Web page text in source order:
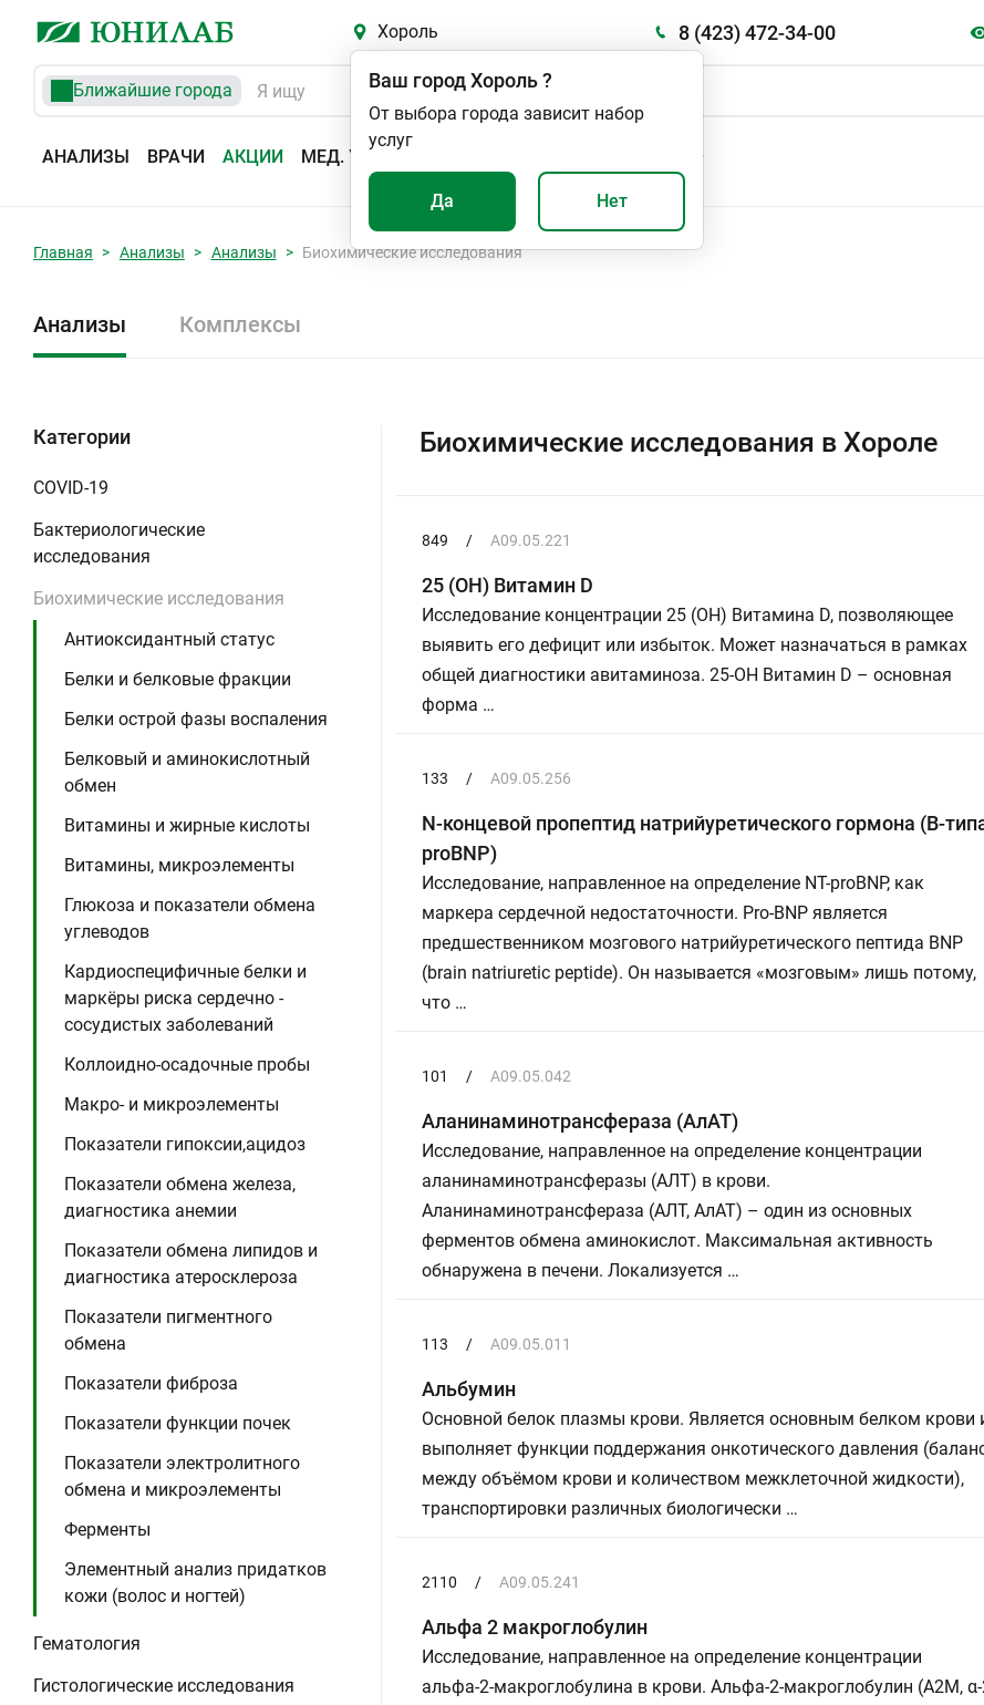
Хороль 8 (423) 472-34-00
Ближайшие города
АНАЛИЗЫ ВРАЧИ АКЦИИ МЕД. УСЛУГИ
Ваш городХороль?
От выбора города зависит набор
услуг
Да Нет
Главная Анализы Анализы Биохимические исследования
Анализы Комплексы
Категории
COVID-19
Бактериологические
исследования
Биохимические исследования
Антиоксидантный статус
Белки и белковые фракции
Белки острой фазы воспаления
Белковый и аминокислотный
обмен
Витамины и жирные кислоты
Витамины, микроэлементы
Глюкоза и показатели обмена
углеводов
Кардиоспецифичные белки и
маркёры риска сердечно -
сосудистых заболеваний
Коллоидно-осадочные пробы
Макро- и микроэлементы
Показатели гипоксии,ацидоз
Показатели обмена железа,
диагностика анемии
Показатели обмена липидов и
диагностика атеросклероза
Показатели пигментного
обмена
Показатели фиброза
Показатели функции почек
Показатели электролитного
обмена и микроэлементы
Ферменты
Элементный анализ придатков
кожи (волос и ногтей)
Гематология
Гистологические исследования
Биохимические исследования в Хороле
849 / A09.05.221
25 (ОН) Витамин D
Исследование концентрации 25 (ОН) Витамина D, позволяющее
выявить его дефицит или избыток. Может назначаться в рамках
общей диагностики авитаминоза. 25-OH Витамин D – основная
форма …
133 / A09.05.256
N-концевой пропептид натрийуретического гормона (В-
proBNP)
Исследование, направленное на определение NT-proBNP, как
маркера сердечной недостаточности. Рro-BNP является
предшественником мозгового натрийуретического пептида BNP
(brain natriuretic peptide). Он называется «мозговым» лишь потому,
что …
101 / A09.05.042
Аланинаминотрансфераза (АлАТ)
Исследование, направленное на определение концентрации
аланинаминотрансферазы (АЛТ) в крови.
Аланинаминотрансфераза (АЛТ, АлАТ) – один из основных
ферментов обмена аминокислот. Максимальная активность
обнаружена в печени. Локализуется …
113 / A09.05.011
Альбумин
Основной белок плазмы крови. Является основным белком крови
выполняет функции поддержания онкотического давления
между объёмом крови и количеством межклеточной жидкости),
транспортировки различных биологически …
2110 / A09.05.241
Альфа 2 макроглобулин
Исследование, направленное на определение концентрации
альфа-2-макроглобулина в крови. Альфа-2-макроглобулин (А2М, α-